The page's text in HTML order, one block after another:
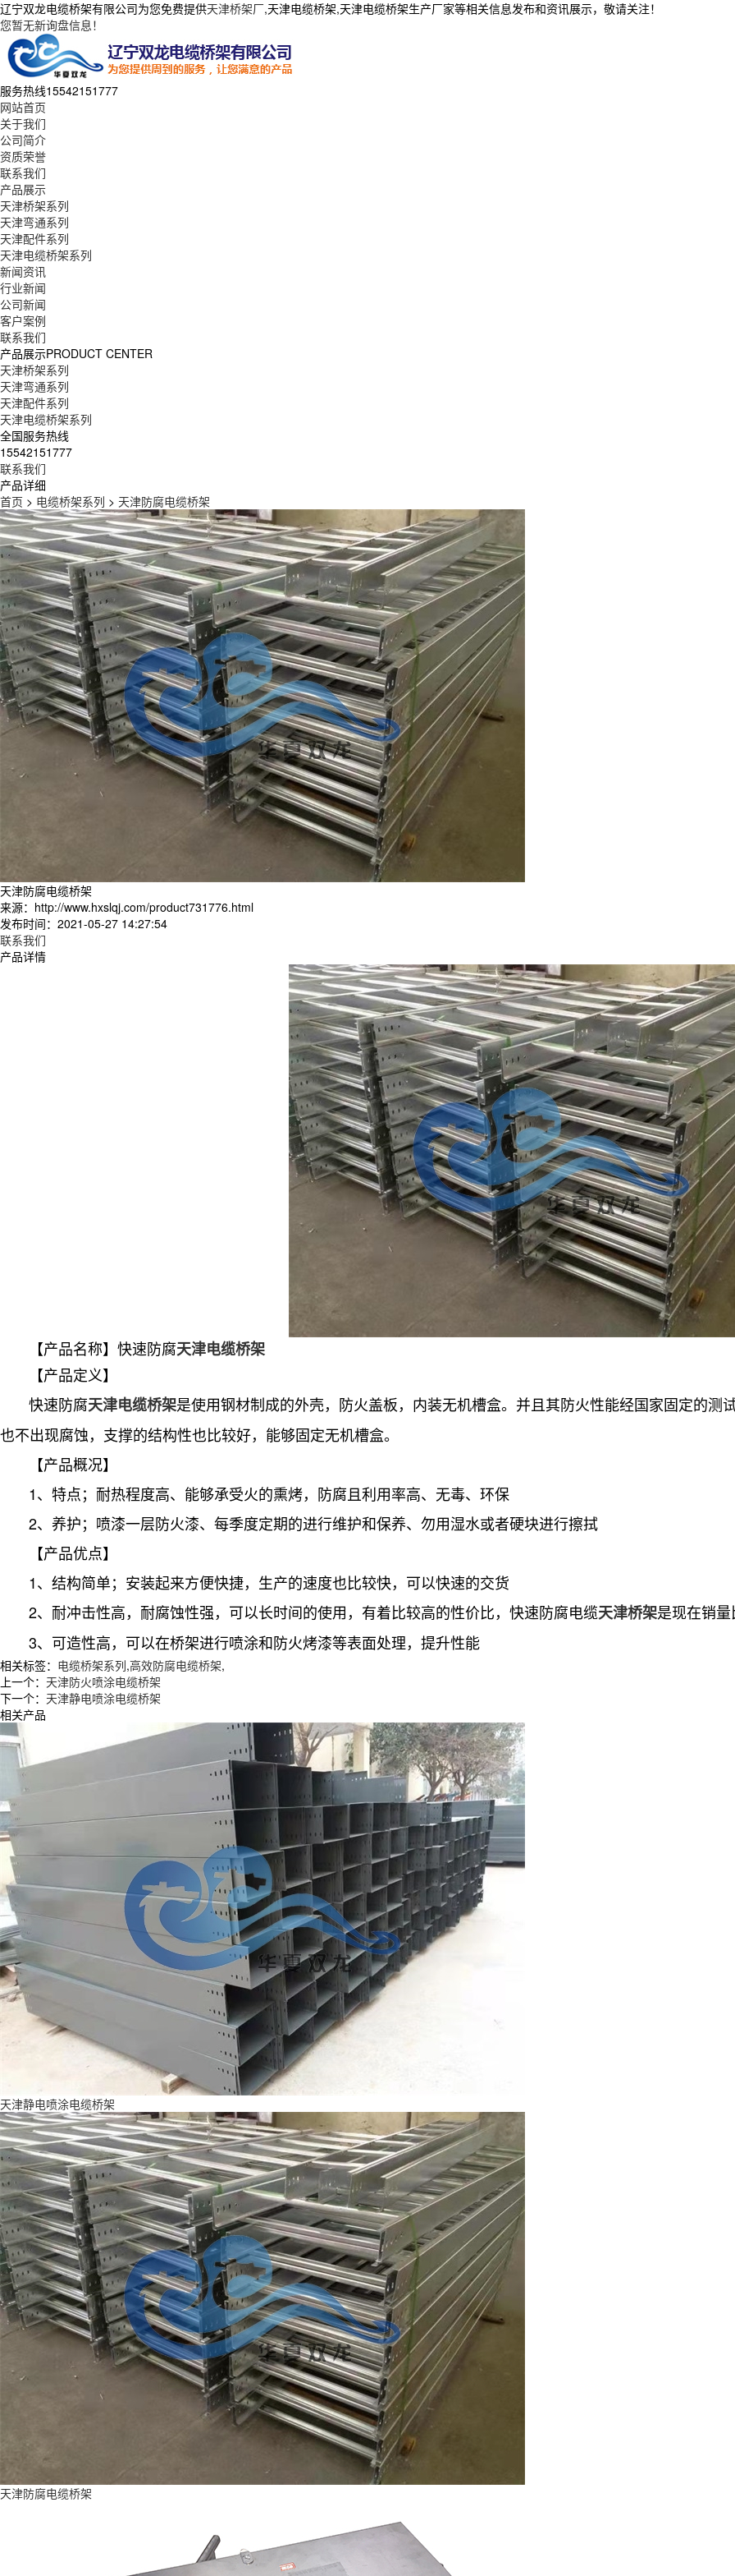
辽宁双龙电缆桥架有限公司为您免费提供天津桥架厂,天津电缆桥架,天津电缆桥架生产厂家等相关信息发布和资讯展示，敬请关注！
您暂无新询盘信息！
服务热线15542151777
网站首页
关于我们
公司简介
资质荣誉
联系我们
产品展示
天津桥架系列
天津弯通系列
天津配件系列
天津电缆桥架系列
新闻资讯
行业新闻
公司新闻
客户案例
联系我们
产品展示PRODUCT CENTER
天津桥架系列
天津弯通系列
天津配件系列
天津电缆桥架系列
全国服务热线
15542151777
联系我们
产品详细
首页 > 电缆桥架系列 > 天津防腐电缆桥架
天津防腐电缆桥架
来源：http://www.hxslqj.com/product731776.html
发布时间：2021-05-27 14:27:54
联系我们
产品详情
【产品名称】快速防腐天津电缆桥架
【产品定义】
快速防腐天津电缆桥架是使用钢材制成的外壳，防火盖板，内装无机槽盒。并且其防火性能经国家固定的测
也不出现腐蚀，支撑的结构性也比较好，能够固定无机槽盒。
【产品概况】
1、特点；耐热程度高、能够承受火的熏烤，防腐且利用率高、无毒、环保
2、养护；喷漆一层防火漆、每季度定期的进行维护和保养、勿用湿水或者硬块进行擦拭
【产品优点】
1、结构简单；安装起来方便快捷，生产的速度也比较快，可以快速的交货
2、耐冲击性高，耐腐蚀性强，可以长时间的使用，有着比较高的性价比，快速防腐电缆天津桥架是现在销
3、可造性高，可以在桥架进行喷涂和防火烤漆等表面处理，提升性能
相关标签： 电缆桥架系列,高效防腐电缆桥架,
上一个： 天津防火喷涂电缆桥架
下一个： 天津静电喷涂电缆桥架
相关产品
天津静电喷涂电缆桥架
天津防腐电缆桥架